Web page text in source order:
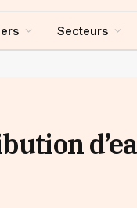
Secteurs